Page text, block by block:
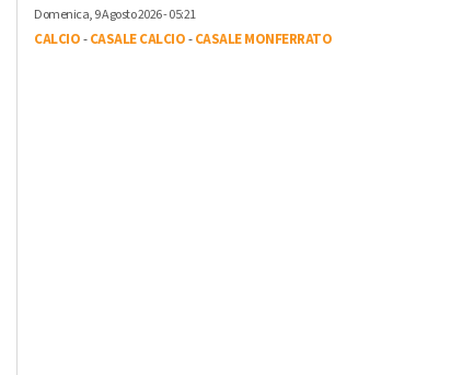
Domenica, 9 Agosto 2026 - 05:21
CALCIO-CASALE CALCIO-CASALE MONFERRATO